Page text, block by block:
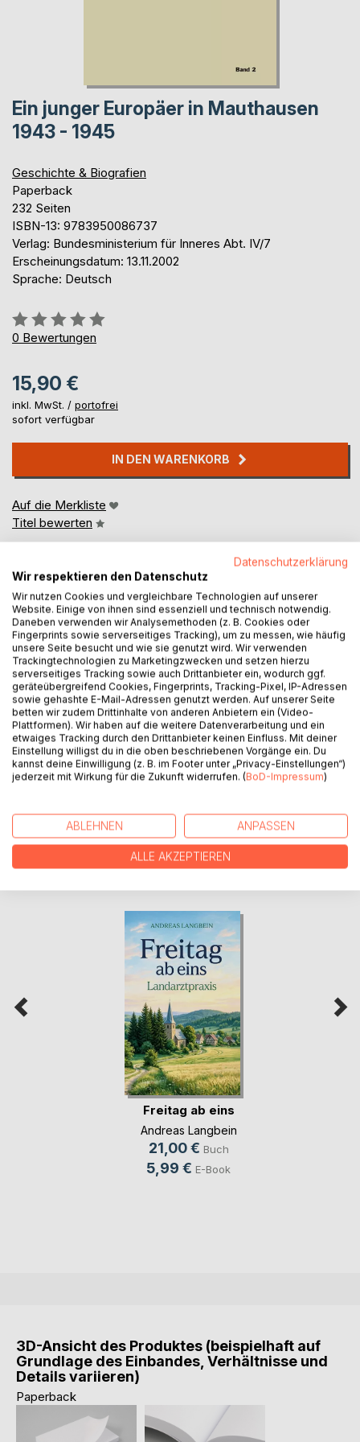
Ein junger Europäer in Mauthausen
1943 - 1945
Geschichte & Biografien
Paperback
232 Seiten
ISBN-13: 9783950086737
Verlag: Bundesministerium für Inneres Abt. IV/7
Erscheinungsdatum: 13.11.2002
Sprache: Deutsch
Bewertung::
0%
0 Bewertungen
15,90 €
inkl. MwSt. / portofrei
sofort verfügbar
IN DEN WARENKORB
Auf die Merkliste
Titel bewerten
AUTOR/IN
PRESSESTIMMEN
REZENSIONEN
Freitag ab eins
Andreas Langbein
21,00 € Buch
5,99 € E-Book
3D-Ansicht des Produktes (beispielhaft auf
Grundlage des Einbandes, Verhältnisse und
Details variieren)
Paperback
Datenschutzerklärung
Wir respektieren den Datenschutz
Wir nutzen Cookies und vergleichbare Technologien auf unserer
Website. Einige von ihnen sind essenziell und technisch notwendig.
Daneben verwenden wir Analysemethoden (z. B. Cookies oder
Fingerprints sowie serverseitiges Tracking), um zu messen, wie häufig
unsere Seite besucht und wie sie genutzt wird. Wir verwenden
Trackingtechnologien zu Marketingzwecken und setzen hierzu
serverseitiges Tracking sowie auch Drittanbieter ein, wodurch ggf.
geräteübergreifend Cookies, Fingerprints, Tracking-Pixel, IP-Adressen
sowie gehashte E-Mail-Adressen genutzt werden. Auf unserer Seite
betten wir zudem Drittinhalte von anderen Anbietern ein (Video-
Plattformen). Wir haben auf die weitere Datenverarbeitung und ein
etwaiges Tracking durch den Drittanbieter keinen Einfluss. Mit deiner
Einstellung willigst du in die oben beschriebenen Vorgänge ein. Du
kannst deine Einwilligung (z. B. im Footer unter „Privacy-Einstellungen“)
jederzeit mit Wirkung für die Zukunft widerrufen. (BoD-Impressum)
ABLEHNEN ANPASSEN
ALLE AKZEPTIEREN